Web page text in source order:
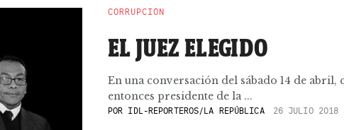
CORRUPCIÓN
EL JUEZ ELEGIDO
En una conversación del sábado 14 de abril,
entonces presidente de la ...
POR IDL-REPORTEROS/LA REPÚBLICA 26 JULIO 2018